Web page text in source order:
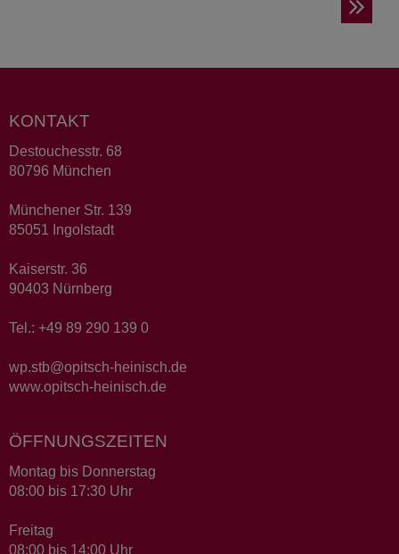
KONTAKT
Destouchesstr. 68
80796 München
Münchener Str. 139
85051 Ingolstadt
Kaiserstr. 36
90403 Nürnberg
Tel.: +49 89 290 139 0
wp.stb@opitsch-heinisch.de
www.opitsch-heinisch.de
ÖFFNUNGSZEITEN
Montag bis Donnerstag
08:00 bis 17:30 Uhr
Freitag
08:00 bis 14:00 Uhr